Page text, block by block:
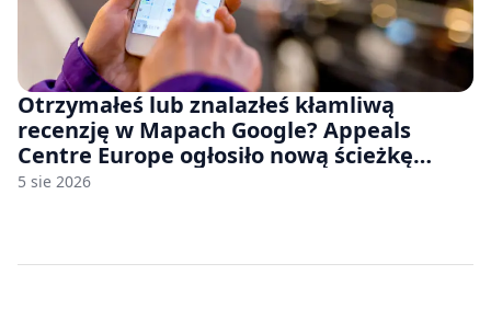
Otrzymałeś lub znalazłeś kłamliwą
recenzję w Mapach Google? Appeals
Centre Europe ogłosiło nową ścieżkę
odwoławczą dla firm i konsumentów
5 sie 2026